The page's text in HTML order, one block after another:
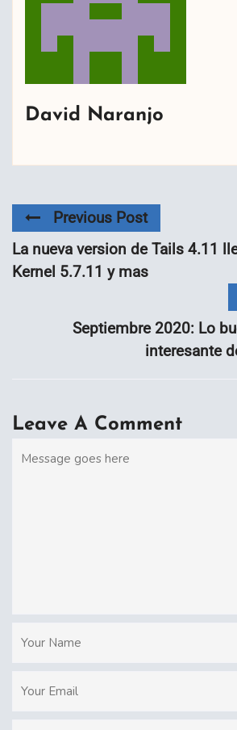
David Naranjo
Previous Post
La nueva version de Tails 4.11
Kernel 5.7.11 y mas
Septiembre 2020: Lo
interesante
Leave A Comment